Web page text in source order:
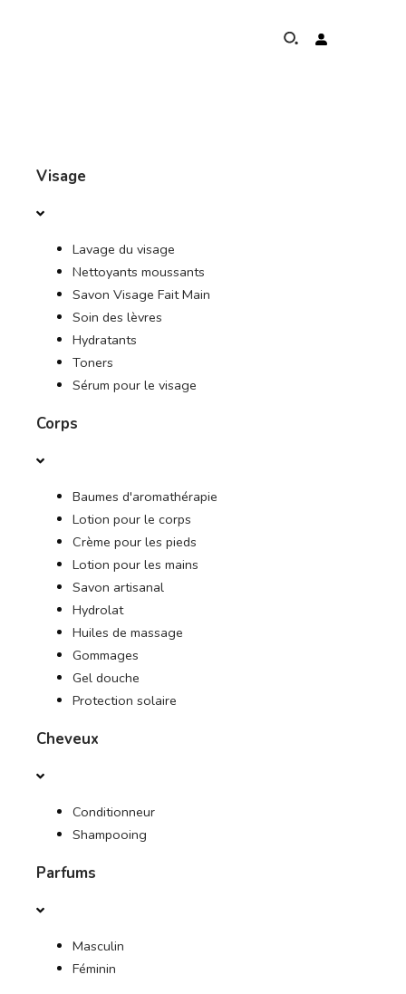
PROGRAMME DE PROTECTION DES ÉLÉPHANTS
PRÉSENCE MONDIALE ET RÉALISATIONS
Visage
Lavage du visage
Nettoyants moussants
Savon Visage Fait Main
Soin des lèvres
Hydratants
Toners
Sérum pour le visage
Corps
Baumes d'aromathérapie
Lotion pour le corps
Crème pour les pieds
Lotion pour les mains
Savon artisanal
Hydrolat
Huiles de massage
Gommages
Gel douche
Protection solaire
Cheveux
Conditionneur
Shampooing
Parfums
Masculin
Féminin